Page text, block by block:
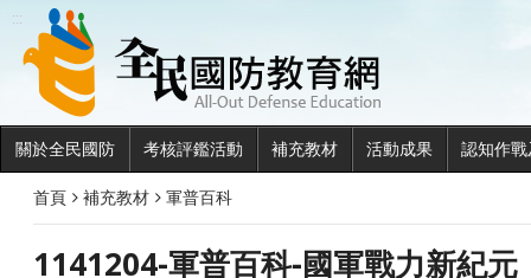
:::
關於全民國防 考核評鑑活動 補充教材 活動成果 認知作
首頁 補充教材 軍普百科
1141204-軍普百科-國軍戰力新紀元